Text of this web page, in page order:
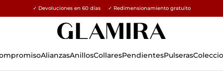
✓ Devoluciones en 60 días ✓ Redimensionamiento gratuito
AlianzasAnillosCollaresPendientesPulseras